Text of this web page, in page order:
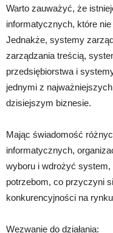
Warto zauważyć, że
informatycznych, które
Jednakże, systemy
zarządzania treścią,
przedsiębiorstwa i
jednymi z
dzisiejszym biznesie.
Mając świadomość
informatycznych,
wyboru i wdrożyć system,
potrzebom, co przyczyni
konkurencyjności na
Wezwanie do działania: